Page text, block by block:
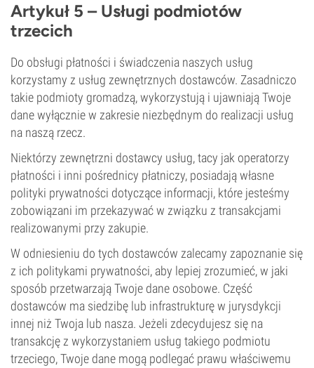
Artykuł 5 – Usługi podmiotów
trzecich
Do obsługi płatności i świadczenia naszych usług
korzystamy z usług zewnętrznych dostawców. Zasadniczo
takie podmioty gromadzą, wykorzystują i ujawniają Twoje
dane wyłącznie w zakresie niezbędnym do realizacji usług
na naszą rzecz.
Niektórzy zewnętrzni dostawcy usług, tacy jak operatorzy
płatności i inni pośrednicy płatniczy, posiadają własne
polityki prywatności dotyczące informacji, które jesteśmy
zobowiązani im przekazywać w związku z transakcjami
realizowanymi przy zakupie.
W odniesieniu do tych dostawców zalecamy zapoznanie się
z ich politykami prywatności, aby lepiej zrozumieć, w jaki
sposób przetwarzają Twoje dane osobowe. Część
dostawców ma siedzibę lub infrastrukturę w jurysdykcji
innej niż Twoja lub nasza. Jeżeli zdecydujesz się na
transakcję z wykorzystaniem usług takiego podmiotu
trzeciego, Twoje dane mogą podlegać prawu właściwemu